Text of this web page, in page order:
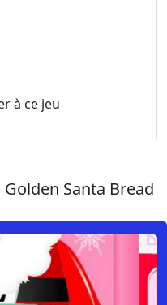
à ce jeu
Santa Bread